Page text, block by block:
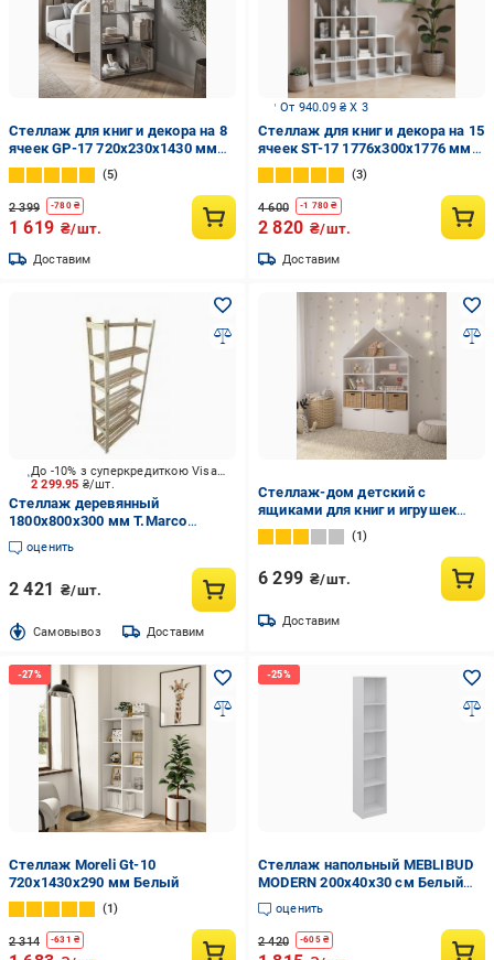
Стеллаж для книг и декора на 8
ячеек GP-17 720х230х1430 мм
Бетон
5
2 399 -780₴
1 619 ₴/шт.
Доставим
От 940.09 ₴ X 3
Стеллаж для книг и декора на 15
ячеек ST-17 1776х300х1776 мм
Белый
3
4 600 -1 780 ₴
2 820 ₴/шт.
Доставим
2 299.95 ₴/шт.
До -10% з суперкредиткою Visa Вигода
Стеллаж деревянный
1800x800x300 мм T.Marco
дерево полки 6 шт.
оценить
2 421 ₴/шт.
Cамовывоз Доставим
Стеллаж-дом детский с
ящиками для книг и игрушек
155х100х30 см Белый (DP-7)
1
6 299 ₴/шт.
Доставим
Стеллаж Moreli Gt-10
720x1430x290 мм Белый
1
2 314 -631 ₴
Стеллаж напольный MEBLIBUD
MODERN 200х40х30 см Белый
(34380220)
оценить
2 420 -605₴